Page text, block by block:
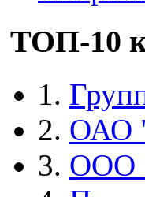
ТОП-10
1.
2. ОАО
3. ООО